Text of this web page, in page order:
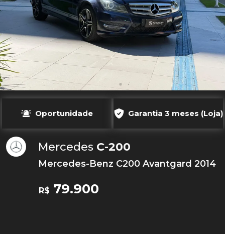
Oportunidade Garantia 3 meses (Loja)
Mercedes C-200
Mercedes-Benz C200 Avantgard 2014
R$ 79.900